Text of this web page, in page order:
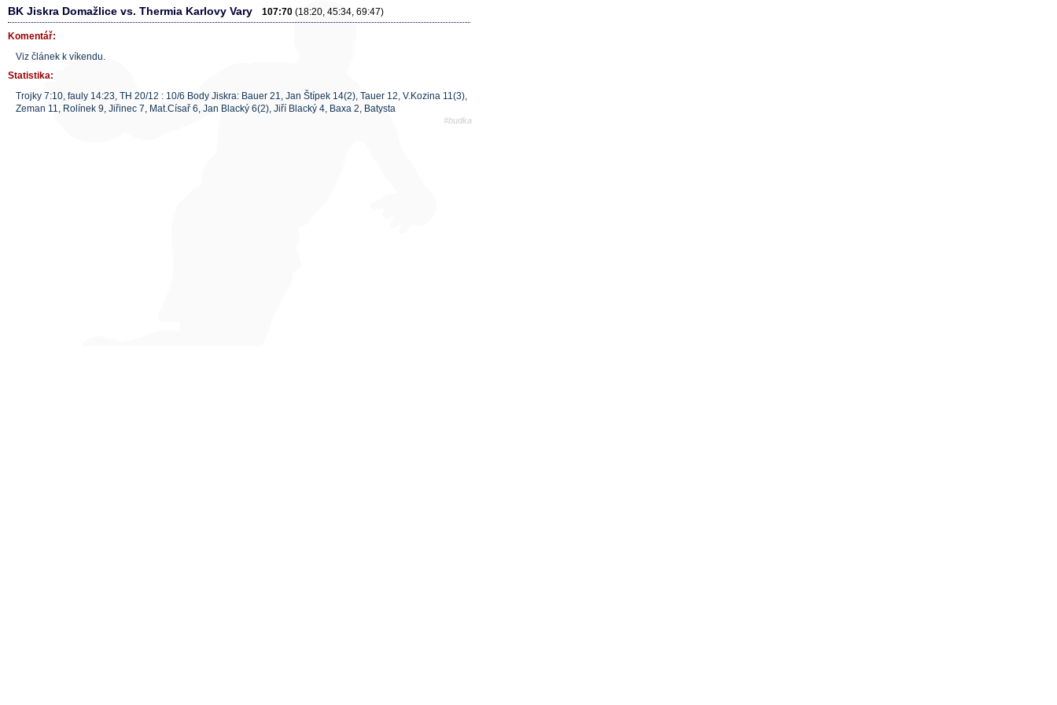
BK Jiskra Domažlice vs. Thermia Karlovy Vary 107:70 (18:20, 45:34, 69:47)
Komentář:
Viz článek k víkendu.
Statistika:
Trojky 7:10, fauly 14:23, TH 20/12 : 10/6 Body Jiskra: Bauer 21, Jan Štípek 14(2), Tauer 12, V.Kozina 11(3),
Zeman 11, Rolínek 9, Jiřinec 7, Mat.Císař 6, Jan Blacký 6(2), Jiří Blacký 4, Baxa 2, Batysta
#budka